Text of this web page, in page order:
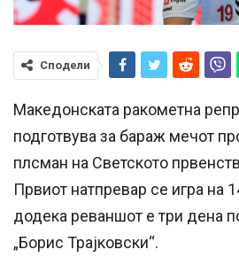
Сподели
Македонската ракометна
подготвува за бараж мечот
плсман на Светското
Првиот натпревар се игра на
додека реваншот е три дена
„Борис Трајковски“.